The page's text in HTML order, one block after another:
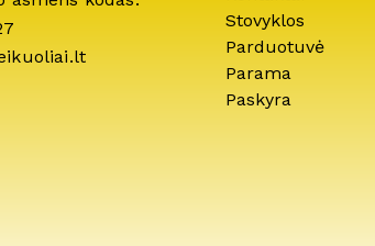
Stovyklos
Parduotuvė
Parama
Paskyra